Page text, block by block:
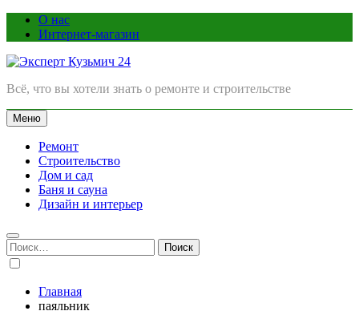
ПерейтиО нас
Интернет-магазин
Эксперт Кузьмич 24
Всё, что вы хотели знать о ремонте и строительстве
Меню
Ремонт
Строительство
Дом и сад
Баня и сауна
Дизайн и интерьер
Найти:
Главная
паяльник